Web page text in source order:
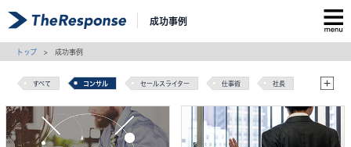
成功事例
トップ > 成功事例
すべて コンサル セールスライター 仕事術 社長
セールスライティング マーケティング